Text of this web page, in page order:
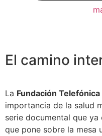
El camino
La Fundación Telefónica
importancia de la salud
serie documental que
que pone sobre la mesa